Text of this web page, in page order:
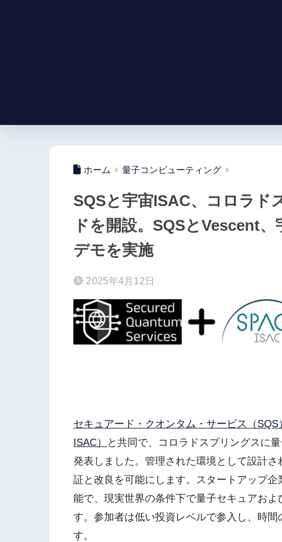
ホーム 量子コンピューティング
SQSと宇宙ISAC、コロラド
ドを開設。SQSとVescent
デモを実施
2025年4月12日
セキュアード・クオンタム・サービス（SQS
ISAC）
と共同で、コロラドスプリングスに
発表しました。管理された環境として設計
証と改良を可能にします。スタートアップ
能で、現実世界の条件下で量子セキュアお
す。参加者は低い投資レベルで参入し、時
す。